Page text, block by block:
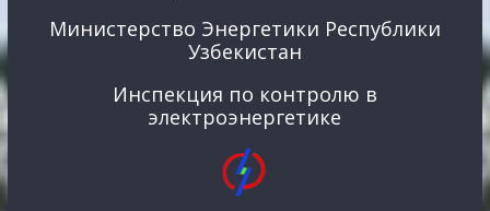
Министерство Энергетики Республики
Узбекистан
Инспекция по контролю в
электроэнергетике